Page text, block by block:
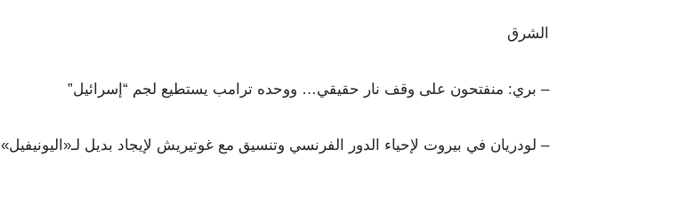
الشرق
– بري: منفتحون على وقف نار حقيقي… ووحده ترامب يستطيع لجم “إسرائيل”
– لودريان في بيروت لإحياء الدور الفرنسي وتنسيق مع غوتيريش لإيجاد بديل لـ«اليونيفيل»